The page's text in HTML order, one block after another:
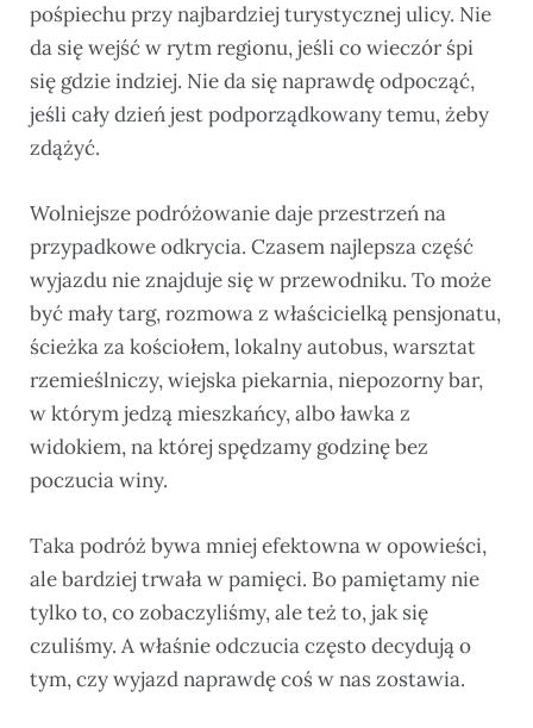
pośpiechu przy najbardziej turystycznej ulicy. Nie
da się wejść w rytm regionu, jeśli co wieczór śpi
się gdzie indziej. Nie da się naprawdę odpocząć,
jeśli cały dzień jest podporządkowany temu, żeby
zdążyć.
Wolniejsze podróżowanie daje przestrzeń na
przypadkowe odkrycia. Czasem najlepsza część
wyjazdu nie znajduje się w przewodniku. To może
być mały targ, rozmowa z właścicielką pensjonatu,
ścieżka za kościołem, lokalny autobus, warsztat
rzemieślniczy, wiejska piekarnia, niepozorny bar,
w którym jedzą mieszkańcy, albo ławka z
widokiem, na której spędzamy godzinę bez
poczucia winy.
Taka podróż bywa mniej efektowna w opowieści,
ale bardziej trwała w pamięci. Bo pamiętamy nie
tylko to, co zobaczyliśmy, ale też to, jak się
czuliśmy. A właśnie odczucia często decydują o
tym, czy wyjazd naprawdę coś w nas zostawia.